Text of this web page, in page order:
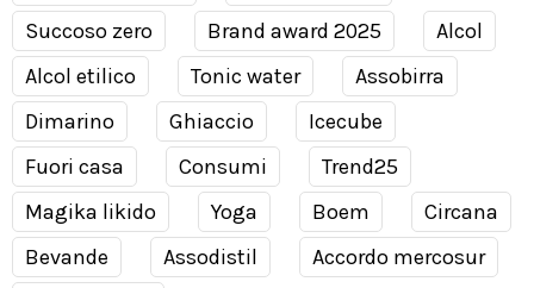
Succoso zero
Brand award 2025
Alcol
Alcol etilico
Tonic water
Assobirra
Dimarino
Ghiaccio
Icecube
Fuori casa
Consumi
Trend25
Magika likido
Yoga Boem
Circana
Bevande
Assodistil
Accordo mercosur